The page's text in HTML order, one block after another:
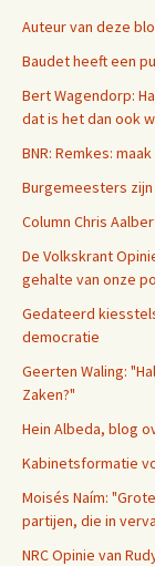
Auteur van deze
Baudet heeft een
Bert Wagendorp:
dat is het dan ook
BNR: Remkes:
Burgemeesters
Column Chris
De Volkskrant
gehalte van onze
Gedateerd
democratie
Geerten Waling:
Zaken?"
Hein Albeda, blog
Kabinetsformatie
Moisés Naím:
partijen, die in
NRC Opinie van